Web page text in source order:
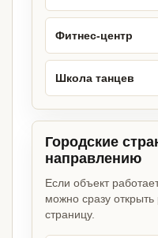
Фитнес-центр
Школа танцев
Городские
направлению
Если объект
можно сразу
страницу.